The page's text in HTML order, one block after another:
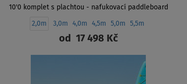
10'0 komplet s plachtou - nafukovací paddleboard
2,0m 3,0m 4,0m 4,5m 5,0m 5,5m
od 17 498 Kč